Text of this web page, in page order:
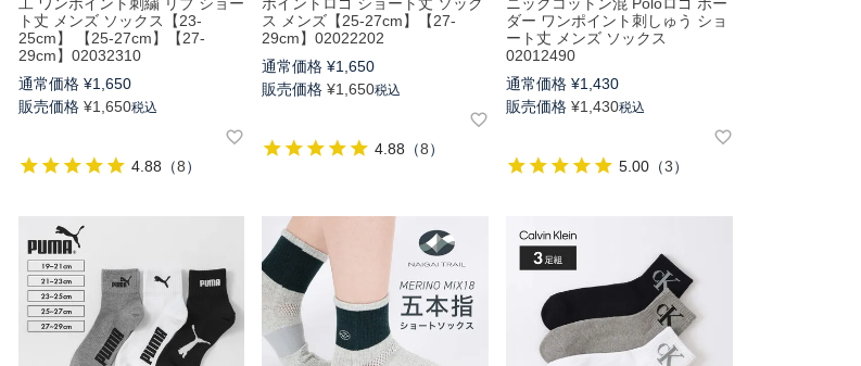
ト丈 メンズ ソックス【23-
25cm】 【25-27cm】【27-
29cm】02032310
通常価格 ¥1,650
販売価格 ¥1,650税込
4.88 （8）
ス メンズ【25-27cm】【27-
29cm】02022202
通常価格 ¥1,650
販売価格 ¥1,650税込
4.88 （8）
ダー ワンポイント刺しゅう ショ
ート丈 メンズ ソックス
02012490
通常価格 ¥1,430
販売価格 ¥1,430税込
5.00 （3）